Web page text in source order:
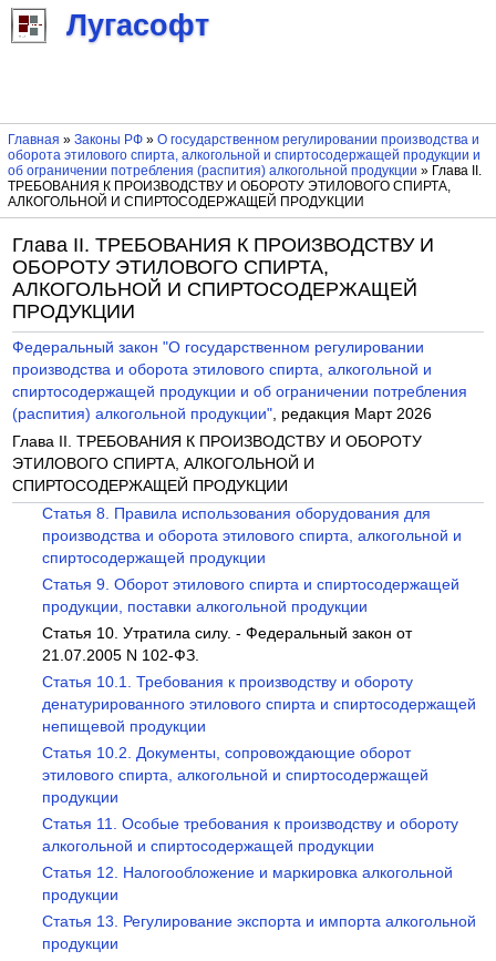
Лугасофт
Главная » Законы РФ» О государственном регулировании производства и
оборота этилового спирта, алкогольной и спиртосодержащей продукции и
об ограничении потребления (распития) алкогольной продукции » Глава II.
ТРЕБОВАНИЯ К ПРОИЗВОДСТВУ И ОБОРОТУ ЭТИЛОВОГО СПИРТА,
АЛКОГОЛЬНОЙ И СПИРТОСОДЕРЖАЩЕЙ ПРОДУКЦИИ
Глава II. ТРЕБОВАНИЯ К ПРОИЗВОДСТВУ И
ОБОРОТУ ЭТИЛОВОГО СПИРТА,
АЛКОГОЛЬНОЙ И СПИРТОСОДЕРЖАЩЕЙ
ПРОДУКЦИИ
Федеральный закон "О государственном регулировании
производства и оборота этилового спирта, алкогольной и
спиртосодержащей продукции и об ограничении потребления
(распития) алкогольной продукции", редакция Март 2026
Глава II. ТРЕБОВАНИЯ К ПРОИЗВОДСТВУ И ОБОРОТУ
ЭТИЛОВОГО СПИРТА, АЛКОГОЛЬНОЙ И
СПИРТОСОДЕРЖАЩЕЙ ПРОДУКЦИИ
Статья 8. Правила использования оборудования для
производства и оборота этилового спирта, алкогольной и
спиртосодержащей продукции
Статья 9. Оборот этилового спирта и спиртосодержащей
продукции, поставки алкогольной продукции
Статья 10. Утратила силу. - Федеральный закон от
21.07.2005 N 102-ФЗ.
Статья 10.1. Требования к производству и обороту
денатурированного этилового спирта и спиртосодержащей
непищевой продукции
Статья 10.2. Документы, сопровождающие оборот
этилового спирта, алкогольной и спиртосодержащей
продукции
Статья 11. Особые требования к производству и обороту
алкогольной и спиртосодержащей продукции
Статья 12. Налогообложение и маркировка алкогольной
продукции
Статья 13. Регулирование экспорта и импорта алкогольной
продукции